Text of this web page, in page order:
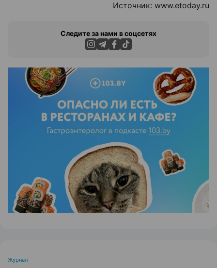
Источник: www.etoday.ru
Следите за нами в соцсетях
ЭФФЕКТИВНАЯ РЕКЛАМА НА САЙТЕ
Журнал